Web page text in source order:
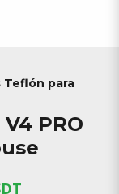
Teflón para
PRO